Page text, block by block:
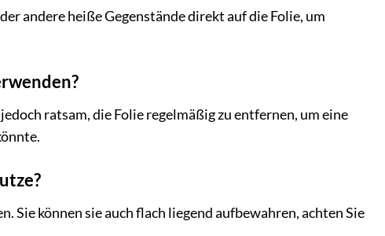
andere heiße Gegenstände direkt auf die Folie, um
ratsam, die Folie regelmäßig zu entfernen, um eine
Sie können sie auch flach liegend aufbewahren, achten Sie